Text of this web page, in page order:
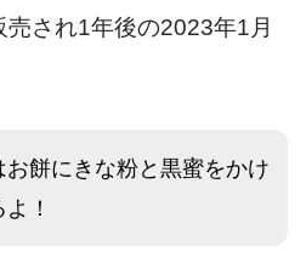
され1年後の2023年1月
お餅にきな粉と黒蜜をかけ
！